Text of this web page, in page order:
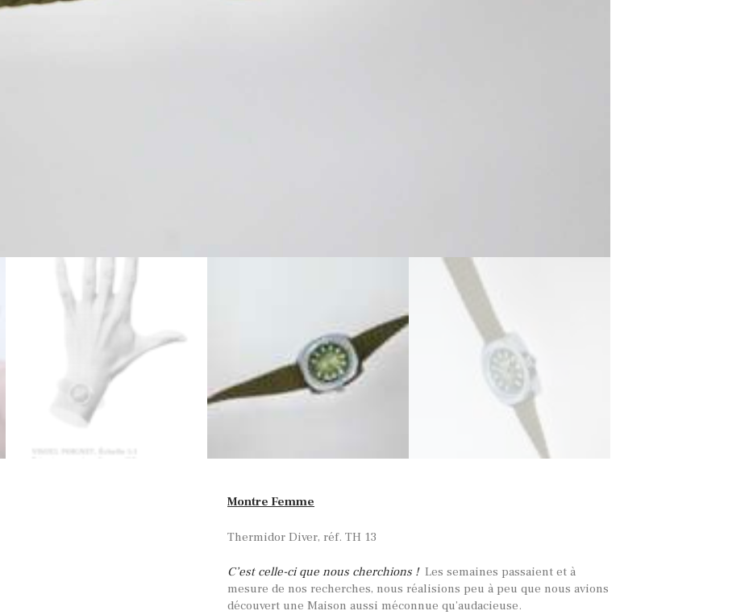
Montre Femme
Thermidor Diver, réf. TH 13
C’est celle-ci que nous cherchions ! Les semaines passaient et à
mesure de nos recherches, nous réalisions peu à peu que nous avions
découvert une Maison aussi méconnue qu’audacieuse.